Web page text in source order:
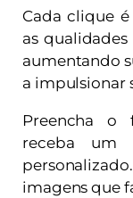
Cada clique
as
aumentando
a impulsionar
Preencha o
receba um
imagens que